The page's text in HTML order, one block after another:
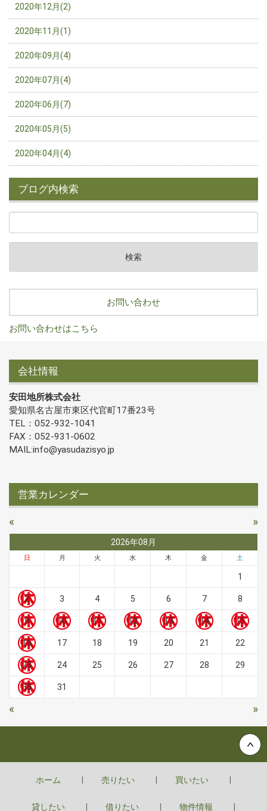
2020年12月(2)
2020年11月(1)
2020年09月(4)
2020年07月(4)
2020年06月(7)
2020年05月(5)
2020年04月(4)
ブログ内検索
お問い合わせ
お問い合わせはこちら
会社情報
安田地所株式会社
愛知県名古屋市東区代官町17番23号
TEL：052-932-1041
FAX：052-931-0602
MAIL:info@yasudazisyo.jp
営業カレンダー
« »
2026年08月
日 月 火 水 木 金 土
1
2 3 4 5 6 7 8
9 10 11 12 13 14 15
16 17 18 19 20 21 22
23 24 25 26 27 28 29
30 31
« »
ホーム 売りたい 買いたい
貸したい 借りたい 物件情報